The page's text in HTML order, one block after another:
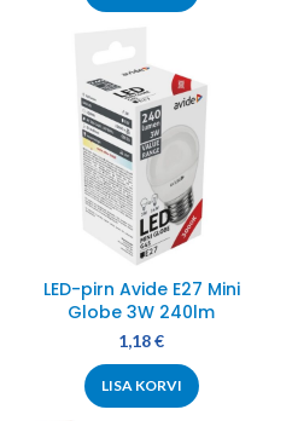
LED-pirn Avide E27 Mini
Globe 3W 240lm
1,18€
LISA KORVI